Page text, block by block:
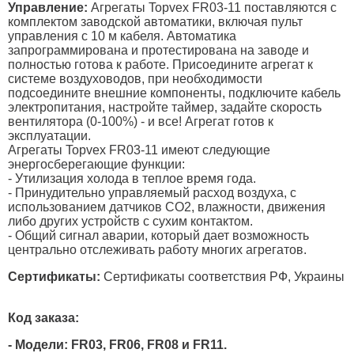
Управление: Агрегаты Topvex FR03-11 поставляются с
комплектом заводской автоматики, включая пульт
управления с 10 м кабеля. Автоматика
запрограммирована и протестирована на заводе и
полностью готова к работе. Присоедините агрегат к
системе воздуховодов, при необходимости
подсоедините внешние компоненты, подключите кабель
электропитания, настройте таймер, задайте скорость
вентилятора (0-100%) - и все! Агрегат готов к
эксплуатации.
Агрегаты Topvex FR03-11 имеют следующие
энергосберегающие функции:
- Утилизация холода в теплое время года.
- Принудительно управляемый расход воздуха, с
использованием датчиков CO2, влажности, движения
либо других устройств с сухим контактом.
- Общий сигнал аварии, который дает возможность
центрально отслеживать работу многих агрегатов.
Сертификаты: Сертификаты соответствия РФ, Украины
Код заказа:
- Модели: FR03, FR06, FR08 и FR11.